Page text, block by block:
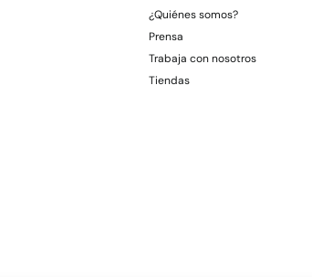
¿Quiénes somos?
Prensa
Trabaja con nosotros
Tiendas